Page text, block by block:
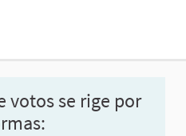
votos se rige por